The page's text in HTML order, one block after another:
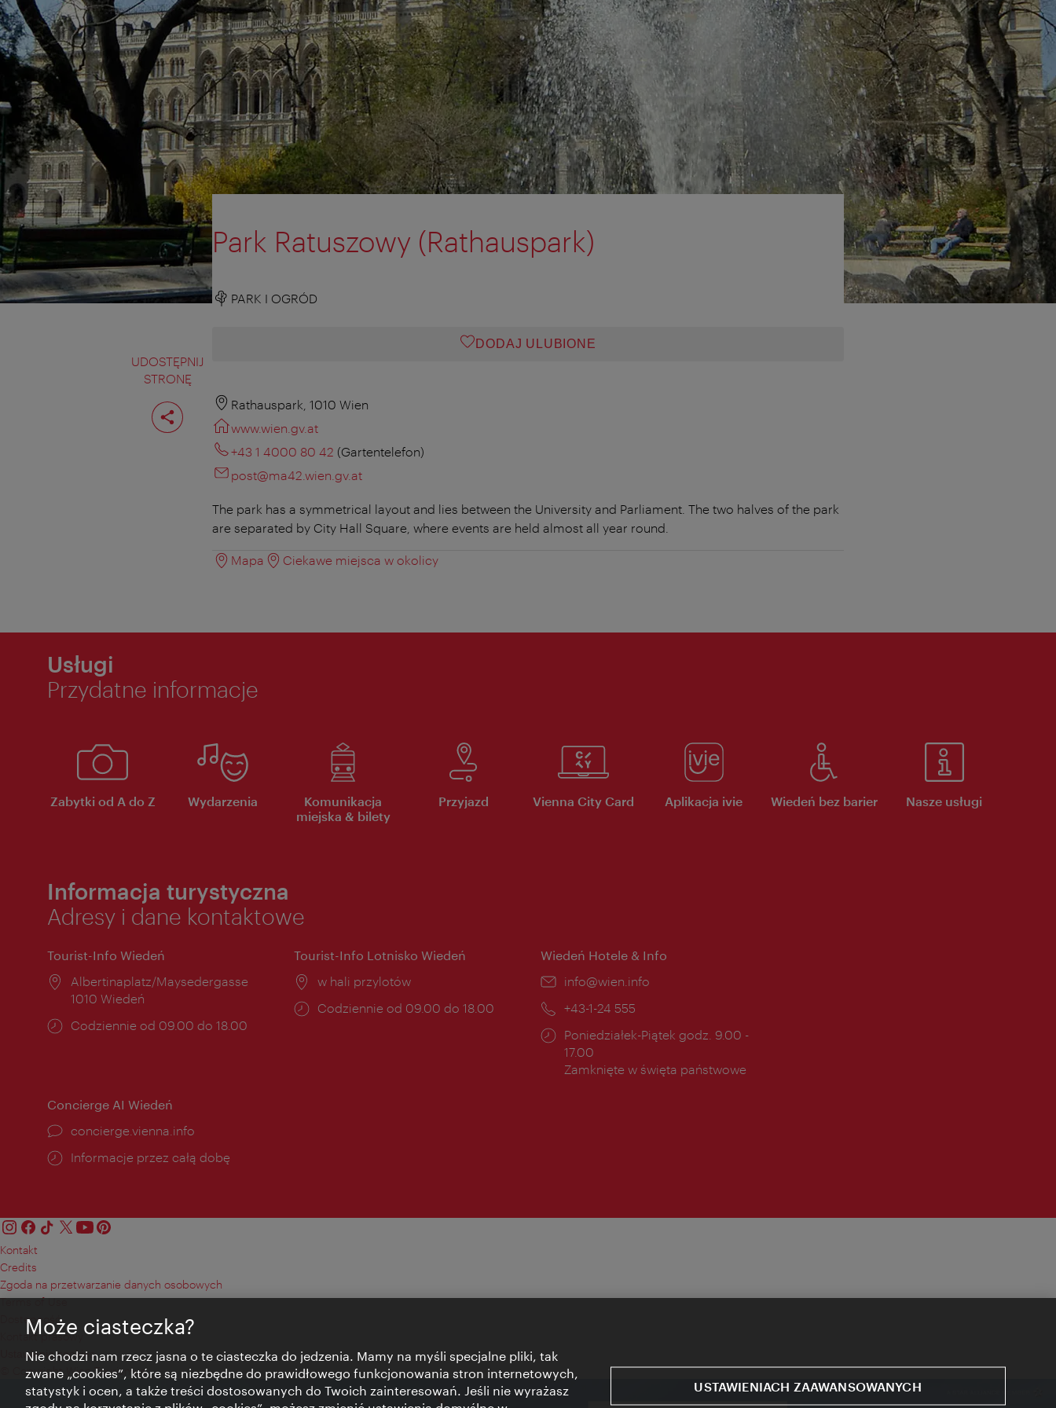
UDOSTĘPNIJ
STRONĘ
Podziel
stronę
Park Ratuszowy (Rathauspark)
PARK I OGRÓD
DODAJ ULUBIONE
Rathauspark, 1010 Wien
www.wien.gv.at
+43 1 4000 80 42 (Gartentelefon)
post@ma42.wien.gv.at
The park has a symmetrical layout and lies between the University and Parliament. The two halves of the park
are separated by City Hall Square, where events are held almost all year round.
Mapa Ciekawe miejsca w okolicy
Usługi
Przydatne informacje
Zabytki od A do Z Wydarzenia
Komunikacja
miejska & bilety
Przyjazd Vienna City Card Aplikacja ivie Wiedeń bez barier Nasze usługi
Informacja turystyczna
Adresy i dane kontaktowe
Tourist-Info Wiedeń
Miejsce:
Albertinaplatz/Maysedergasse
1010 Wiedeń
Godziny
Codziennie od 09.00 do 18.00
Tourist-Info Lotnisko Wiedeń
Miejsce:
w hali przylotów
Godziny
Codziennie od 09.00 do 18.00
Wiedeń Hotele & Info
E-
info@wien.info
Telefon:
+43-1-24 555
Godziny
otwarcia:
Poniedziałek-Piątek godz. 9.00 -
17.00
Zamknięte w święta państwowe
Concierge AI Wiedeń
concierge.vienna.info
Informacje przez całą dobę
Kontakt
Credits
Zgoda na przetwarzanie danych osobowych
Terms of Use
Dostępność
Kontakt prasowy
Ustawienia cookies
© Copyright Wien Tourismus
Może ciasteczka?
Nie chodzi nam rzecz jasna o te ciasteczka do jedzenia. Mamy na myśli specjalne pliki, tak
zwane „cookies”, które są niezbędne do prawidłowego funkcjonowania stron internetowych,
statystyk i ocen, a także treści dostosowanych do Twoich zainteresowań. Jeśli nie wyrażasz
USTAWIENIACH ZAAWANSOWANYCH